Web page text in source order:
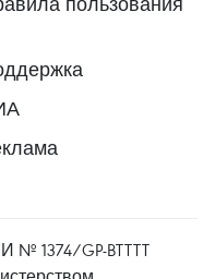
№ 1374/GP-BTTTT